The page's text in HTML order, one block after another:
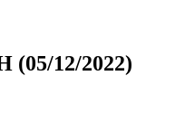
(05/12/2022)